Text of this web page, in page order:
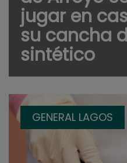
jugar en
su cancha
sintético
GENERAL LAGOS